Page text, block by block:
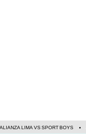
ALIANZA LIMA VS SPORT BOYS